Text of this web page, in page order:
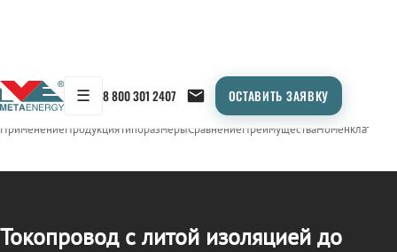
☰ 8 800 301 2407 ОСТАВИТЬ ЗАЯВКУ
← Продукция/ТОКОПРОВОД
ПрименениеПродукцияТипоразмерыСравнениеПреимуществаНоменклатура
Токопровод с литой изоляцией до